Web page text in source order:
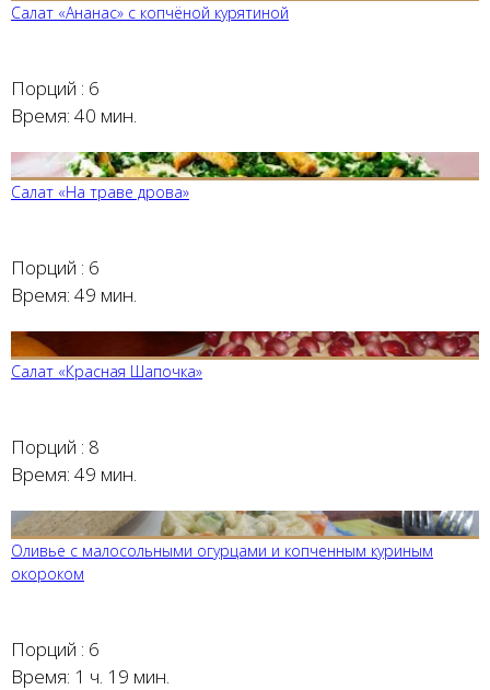
Салат «Ананас» с копчёной курятиной
Порций : 6
Время: 40 мин.
Салат «На траве дрова»
Порций : 6
Время: 49 мин.
Салат «Красная Шапочка»
Порций : 8
Время: 49 мин.
Оливье с малосольными огурцами и копченным куриным
окороком
Порций : 6
Время: 1 ч. 19 мин.